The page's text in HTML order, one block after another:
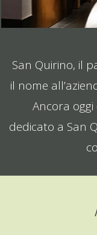
San Quirino, il
il nome
Ancora
dedicato a San